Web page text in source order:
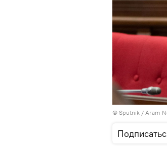
© Sputnik / Aram